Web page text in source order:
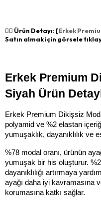
👉🏻 Ürün Detayı: [Erkek
Satın almak için görsele
Erkek Premium
Siyah Ürün
Erkek Premium Dikişsiz
polyamid ve %2 elastan
yumuşaklık, dayanıklılık ve
%78 modal oranı, ürünün
yumuşak bir his oluşturur.
dayanıklılığı artırmaya
ayağı daha iyi kavramasına
korumasına katkı sağlar.